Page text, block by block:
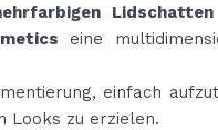
eine
einfach
Looks zu erzielen.